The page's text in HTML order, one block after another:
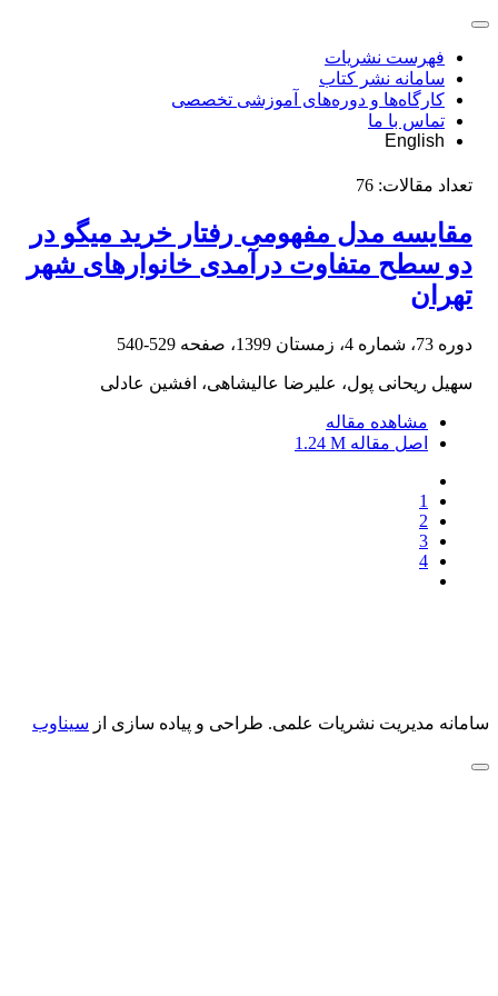
فهرست نشریات
سامانه نشر کتاب
کارگاه‌ها و دوره‌های آموزشی تخصصی
تماس با ما
English
تعداد مقالات: 76
مقایسه مدل مفهومی رفتار خرید میگو در
دو سطح متفاوت درآمدی خانوارهای شهر
تهران
دوره 73، شماره 4، زمستان 1399، صفحه 529-540
سهیل ریحانی پول، علیرضا عالیشاهی، افشین عادلی
مشاهده مقاله
اصل مقاله 1.24 M
1
2
3
4
سامانه مدیریت نشریات علمی. طراحی و پیاده سازی از سیناوب